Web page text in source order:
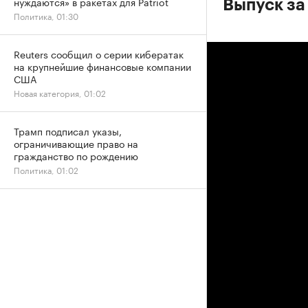
Выпуск
Политика, 01:30
Reuters сообщил о серии кибератак
на крупнейшие финансовые компании
США
Новая категория, 01:02
Трамп подписал указы,
ограничивающие право на
гражданство по рождению
Политика, 01:02